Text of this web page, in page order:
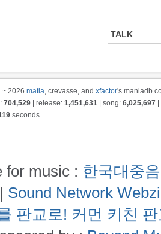
TALK
~ 2026 matia, crevasse, and xfactor's
704,529 | release: 1,451,631 | song: 6,025,697
seconds
for music : 한국대중
| Sound Network
판교로! 커먼 키친